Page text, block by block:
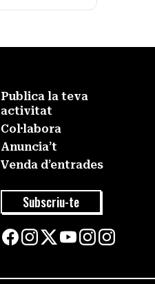
Publica la teva
activitat
Col·labora
Anuncia’t
Venda d’entrades
Subscriu-te